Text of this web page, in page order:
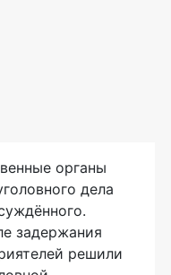
органы
дела
задержания
решили